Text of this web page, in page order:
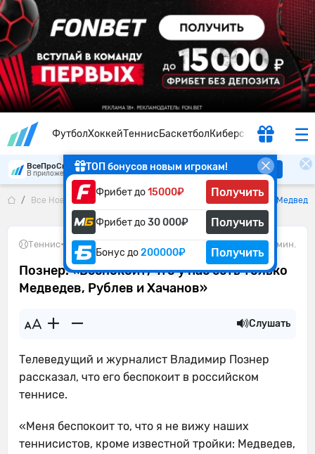
ФутболХоккейТеннисБаскетболКиберспорт
ТОП бонусов новым игрокам!
Фрибет до15000₽ Получить
Фрибет до30 000₽ Получить
Бонус до200000₽ Получить
ВсеПроСпорт
В приложении удобнее Скачать
Все Новости Познер: «Беспокоит, что у нас есть только
Теннис• 19.05.2026 1 мин.
Познер: «Беспокоит, что у нас есть только
Медведев, Рублев и Хачанов»
Слушать
Телеведущий и журналист Владимир Познер
рассказал, что его беспокоит в российском
теннисе.
«Меня беспокоит то, что я не вижу наших
теннисистов, кроме известной тройки: Медведев,